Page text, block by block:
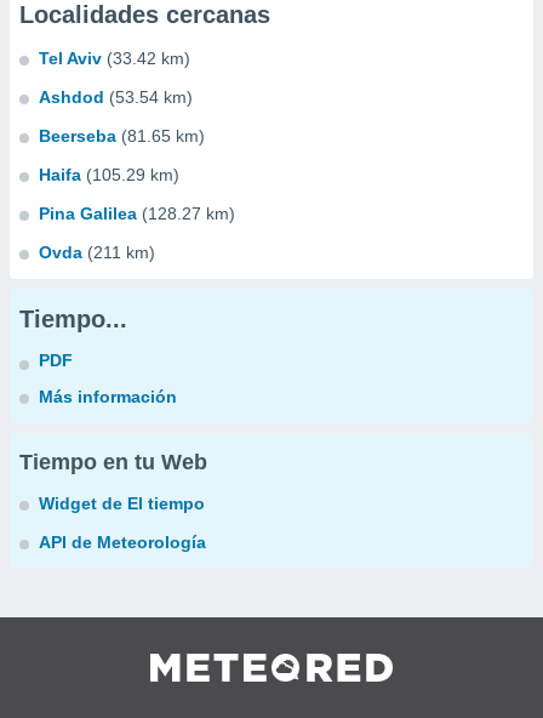
Localidades cercanas
Tel Aviv (33.42 km)
Ashdod (53.54 km)
Beerseba (81.65 km)
Haifa (105.29 km)
Pina Galilea (128.27 km)
Ovda (211 km)
Tiempo...
PDF
Más información
Tiempo en tu Web
Widget de El tiempo
API de Meteorología